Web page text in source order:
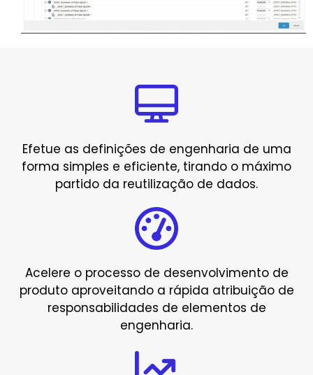
Efetue as definições de engenharia de uma
forma simples e eficiente, tirando o máximo
partido da reutilização de dados.
Acelere o processo de desenvolvimento de
produto aproveitando a rápida atribuição de
responsabilidades de elementos de
engenharia.